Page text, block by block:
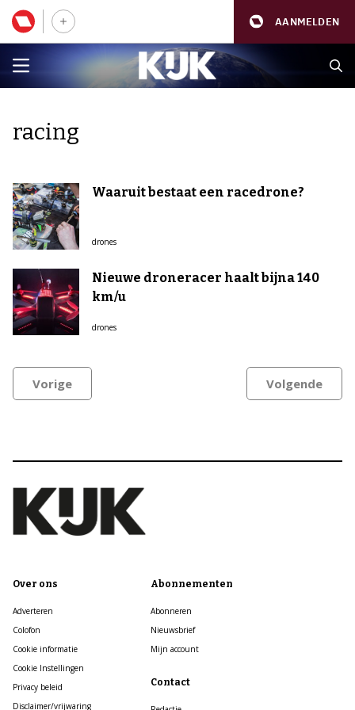
AANMELDEN
racing
Waaruit bestaat een racedrone?
drones
Nieuwe droneracer haalt bijna 140
km/u
drones
Vorige Volgende
Over ons
Adverteren
Colofon
Cookie informatie
Cookie Instellingen
Privacy beleid
Disclaimer/vrijwaring
Abonnementen
Abonneren
Nieuwsbrief
Mijn account
Contact